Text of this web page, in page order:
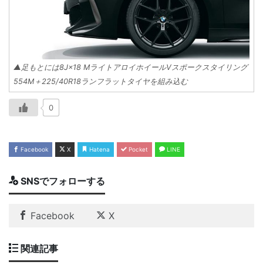
▲足もとには8J×18 MライトアロイホイールVスポークスタイリング
554M＋225/40R18ランフラットタイヤを組み込む
0
Facebook X Hatena Pocket LINE
SNSでフォローする
Facebook X
関連記事